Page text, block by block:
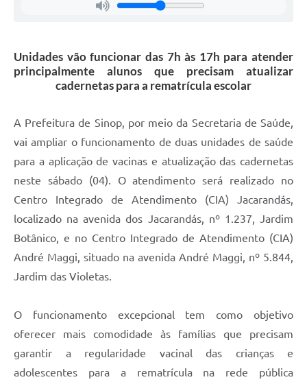
Unidades vão funcionar das 7h às 17h para atender
principalmente alunos que precisam atualizar
cadernetas para a rematrícula escolar
A Prefeitura de Sinop, por meio da Secretaria de Saúde,
vai ampliar o funcionamento de duas unidades de saúde
para a aplicação de vacinas e atualização das cadernetas
neste sábado (04). O atendimento será realizado no
Centro Integrado de Atendimento (CIA) Jacarandás,
localizado na avenida dos Jacarandás, nº 1.237, Jardim
Botânico, e no Centro Integrado de Atendimento (CIA)
André Maggi, situado na avenida André Maggi, nº 5.844,
Jardim das Violetas.
O funcionamento excepcional tem como objetivo
oferecer mais comodidade às famílias que precisam
garantir a regularidade vacinal das crianças e
adolescentes para a rematrícula na rede pública